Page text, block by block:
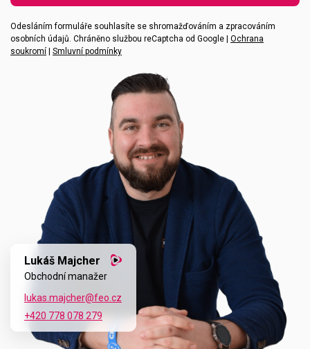
Vaše zpráva
Odesláním formuláře souhlasíte se shromažďováním a zpracováním
osobních údajů. Chráněno službou reCaptcha od Google | Ochrana
soukromí
Smluvní podmínky
Lukáš Majcher
Obchodní manažer
lukas.majcher@feo.cz
+420 778 078 279